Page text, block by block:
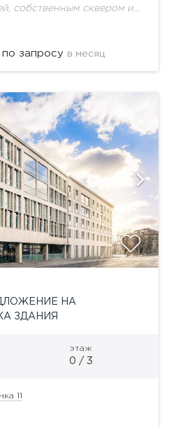
собственным сквером и
Полностью
с применением...
по запросу в месяц
НА
ЗДАНИЯ
этаж
0 / 3
11